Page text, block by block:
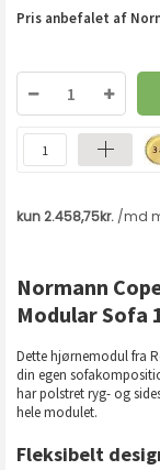
Pris anbefalet af
Normann
Modular Sofa
Dette hjørnemodul fra
din egen
har polstret ryg- og
hele modulet.
Fleksibelt